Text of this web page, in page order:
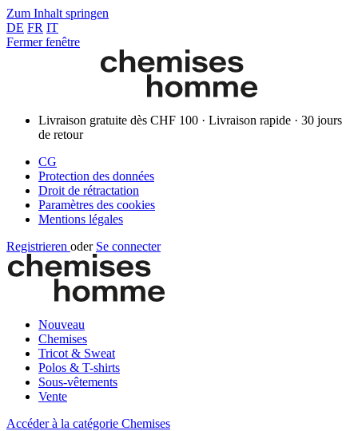
Zum Inhalt springen
DE FR IT
Fermer fenêtre
Livraison gratuite dès CHF 100 · Livraison rapide · 30 jours
de retour
CG
Protection des données
Droit de rétractation
Paramètres des cookies
Mentions légales
Registrieren oder Se connecter
Nouveau
Chemises
Tricot & Sweat
Polos & T-shirts
Sous-vêtements
Vente
Accéder à la catégorie Chemises